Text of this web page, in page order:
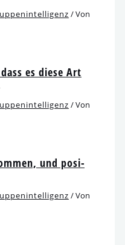
/ Von
es die­se Art
/ Von
und posi­
/ Von